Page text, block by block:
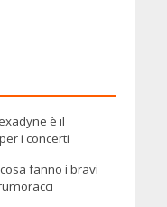
è il
i concerti
fanno i bravi